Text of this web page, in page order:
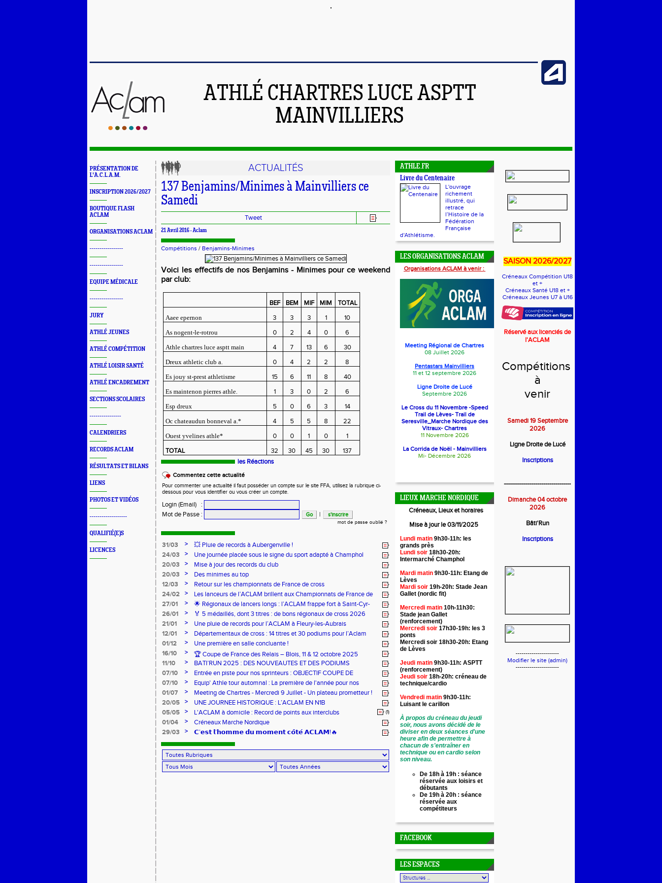
ATHLÉ CHARTRES LUCE ASPTT
MAINVILLIERS
PRÉSENTATION DE
L'A.C.L.A.M.
INSCRIPTION 2026/2027
BOUTIQUE FLASH
ACLAM
ORGANISATIONS ACLAM
-----------------
-----------------
EQUIPE MÉDICALE
-----------------
JURY
ATHLÉ JEUNES
ATHLÉ COMPÉTITION
ATHLÉ LOISIR SANTÉ
ATHLÉ ENCADREMENT
SECTIONS SCOLAIRES
----------------
CALENDRIERS
RECORDS ACLAM
RÉSULTATS ET BILANS
LIENS
PHOTOS ET VIDÉOS
-------------------
QUALIFIÉ(E)S
LICENCES
ACTUALITÉS
137 Benjamins/Minimes à Mainvilliers ce
Samedi
Tweet
21 Avril 2016 -Aclam
Compétitions / Benjamins-Minimes
Voici les effectifs de nos Benjamins - Minimes pour ce weekend
par club:
BEF BEM MIF MIM TOTAL
Aaee epernon 3 3 3 1 10
As nogent-le-rotrou 0 2 4 0 6
Athle chartres luce asptt main 4 7 13 6 30
Dreux athletic club a. 0 4 2 2 8
Es jouy st-prest athletisme 15 6 11 8 40
Es maintenon pierres athle. 1 3 0 2 6
Esp dreux 5 0 6 3 14
Oc chateaudun bonneval a.* 4 5 5 8 22
Ouest yvelines athle* 0 0 1 0
1
TOTAL
32 30 45 30
137
les Réactions
Commentez cette actualité
Pour commenter une actualité il faut posséder un compte sur le site FFA, utilisez la rubrique ci-
dessous pour vous identifier ou vous créer un compte.
Login (Email)
:
Mot de Passe : |
mot de passe oublié ?
31/03 >
💥 Pluie de records à Aubergenville !
24/03
>
Une journée placée sous le signe du sport adapté à Champhol
20/03
>
Mise à jour des records du club
20/03
>
Des minimes au top
12/03
>
Retour sur les championnats de France de cross
24/02
>
Les lanceurs de l’ACLAM brillent aux Championnats de France de
Lancers Longs à Nice
27/01 >
🌟 Régionaux de lancers longs : l’ACLAM frappe fort à Saint-Cyr-
sur-Loire
26/01 >
🏅 5 médaillés, dont 3 titres : de bons régionaux de cross 2026
pour l’Aclam !
21/01 >
Une pluie de records pour l’ACLAM à Fleury-les-Aubrais
12/01
>
Départementaux de cross : 14 titres et 30 podiums pour l’Aclam
01/12
>
Une première en salle concluante !
16/10
>
🏆 Coupe de France des Relais – Blois, 11 & 12 octobre 2025
11/10
>
BATI’RUN 2025 : DES NOUVEAUTES ET DES PODIUMS
07/10
>
Entrée en piste pour nos sprinteurs : OBJECTIF COUPE DE
FRANCE !
07/10 >
Equip' Athle tour automnal : La première de l'année pour nos
jeunes !
01/07 >
Meeting de Chartres - Mercredi 9 Juillet - Un plateau prometteur !
20/05
>
UNE JOURNEE HISTORIQUE : L’ACLAM EN N1B
05/05
> L'ACLAM à domicile : Record de points aux interclubs (1)
01/04 >
Créneaux Marche Nordique
29/03
> 𝗖’𝗲𝘀𝘁 𝗹’𝗵𝗼𝗺𝗺𝗲 𝗱𝘂 𝗺𝗼𝗺𝗲𝗻𝘁 𝗰𝗼̂𝘁𝗲́ 𝗔𝗖𝗟𝗔𝗠!🔥
ATHLE.FR
Livre du Centenaire
L'ouvrage
richement
illustré, qui
retrace
l’Histoire de la
Fédération
Française
d'Athlétisme.
LES ORGANISATIONS ACLAM
Organisations ACLAM à venir :
Meeting Régional de Chartres
08 Juillet 2026
Pentastars Mainvilliers
11 et 12 septembre 2026
Ligne Droite de Lucé
Septembre 2026
Le Cross du 11 Novembre -Speed
Trail de Lèves- Trail de
Seresville_Marche Nordique des
Vitraux- Chartres
11 Novembre 2026
La Corrida de Noël - Mainvilliers
Mi- Décembre 2026
LIEUX MARCHE NORDIQUE
Créneaux, Lieux et horaires
Mise à jour le 03/11/2025
Lundi matin 9h30-11h: les
grands près
Lundi soir 18h30-20h:
Intermarché Champhol
Mardi matin 9h30-11h: Etang de
Lèves
Mardi soir 19h-20h: Stade Jean
Gallet (nordic fit)
Mercredi matin 10h-11h30:
Stade jean Gallet
(renforcement)
Mercredi soir 17h30-19h: les 3
ponts
Mercredi soir 18h30-20h: Etang
de Lèves
Jeudi matin 9h30-11h: ASPTT
(renforcement)
Jeudi soir 18h-20h: créneau de
technique/cardio
Vendredi matin 9h30-11h:
Luisant le carillon
À propos du créneau du jeudi
soir, nous avons décidé de le
diviser en deux séances d'une
heure afin de permettre à
chacun de s'entraîner en
technique ou en cardio selon
son niveau.
De 18h à 19h : séance
réservée aux loisirs et
débutants
De 19h à 20h : séance
réservée aux
compétiteurs
FACEBOOK
LES ESPACES
SAISON 2026/2027
Créneaux Compétition U18
et +
Créneaux Santé U18 et +
Créneaux Jeunes U7 à U16
Réservé aux licenciés de
l'ACLAM
Compétitions
à
venir
Samedi 19 Septembre
2026
Ligne Droite de Lucé
Inscriptions
----------------------------------
Dimanche 04 octobre
2026
Bâti'Run
Inscriptions
----------------------
Modifier le site (admin)
----------------------